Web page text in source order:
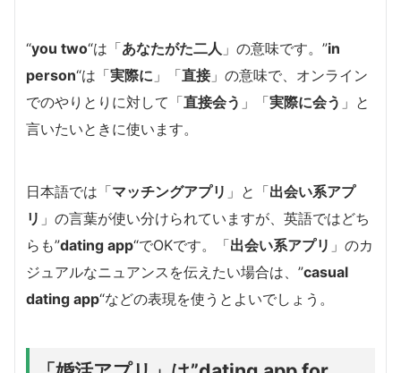
“you two“は「あなたがた二人 」の意味です。”in
person“は「実際に 」「直接」の意味で、オンライン
でのやりとりに対して「直接会う 」「実際に会う 」と
言いたいときに使います。
日本語では「マッチングアプリ 」と「出会い系アプ
リ 」の言葉が使い分けられていますが、英語ではどち
らも”dating app“でOKです。「出会い系アプリ 」のカ
ジュアルなニュアンスを伝えたい場合は、”casual
dating app“などの表現を使うとよいでしょう。